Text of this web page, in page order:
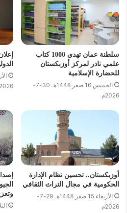
سلطنة عمان تهدي 1000 كتاب
علمي نادر لمركز أوزبكستان
للحضارة الإسلامية
الخميس 16 صفر 1448هـ 30-7-
2026م
2026م
أوزبكستان.. تحسين نظام الإدارة
الحكومية في مجال التراث الثقافي
الأربعاء 15 صفر 1448هـ 29-7-
2026م